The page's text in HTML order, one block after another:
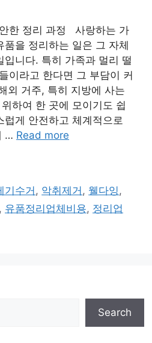
한 정리 과정 사랑하는 가
품을 정리하는 일은 그 자체
입니다. 특히 가족과 멀리 떨
이라고 한다면 그 부담이 커
외 거주, 특히 지방에 사는
하여 한 곳에 모이기도 쉽
게 안전하고 체계적으로
… Read more
기수거, 악취제거 , 웰다잉 ,
, 유품정리업체비용, 정리업
Search